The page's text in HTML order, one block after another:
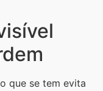
que se tem evita